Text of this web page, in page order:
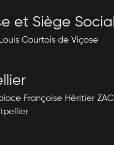
et Siège Social
Courtois de Viçose
Françoise Héritier ZAC